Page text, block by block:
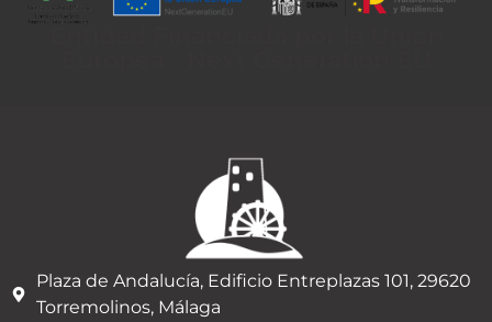
Plaza de Andalucía, Edificio Entreplazas 101, 29620
Torremolinos, Málaga